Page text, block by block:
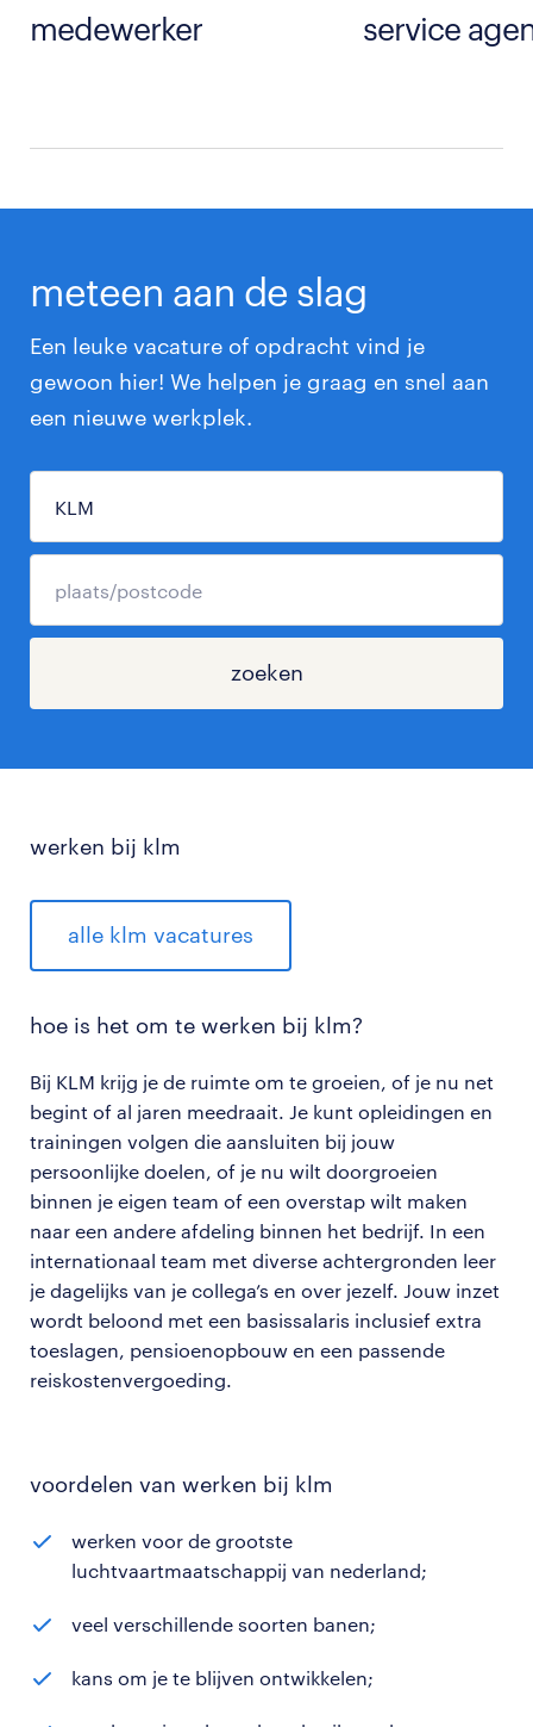
medewerker
service
meteen aan de slag
Een leuke vacature of opdracht vind je
gewoon hier! We helpen je graag en snel aan
een nieuwe werkplek.
zoeken
werken bij klm
alle klm vacatures
hoe is het om te werken bij klm?
Bij KLM krijg je de ruimte om te groeien, of je nu net
begint of al jaren meedraait. Je kunt opleidingen en
trainingen volgen die aansluiten bij jouw
persoonlijke doelen, of je nu wilt doorgroeien
binnen je eigen team of een overstap wilt maken
naar een andere afdeling binnen het bedrijf. In een
internationaal team met diverse achtergronden leer
je dagelijks van je collega’s en over jezelf. Jouw inzet
wordt beloond met een basissalaris inclusief extra
toeslagen, pensioenopbouw en een passende
reiskostenvergoeding.
voordelen van werken bij klm
werken voor de grootste
luchtvaartmaatschappij van nederland;
veel verschillende soorten banen;
kans om je te blijven ontwikkelen;